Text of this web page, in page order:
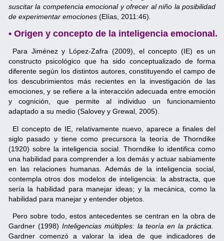
suscitar la competencia emocional y ofrecer al niño la posibilidad
de experimentar emociones (Elías, 2011:46).
• Origen y concepto de la inteligencia emocional.
Para Jiménez y López-Zafra (2009), el concepto (IE) es un
constructo psicológico que ha sido conceptualizado de forma
diferente según los distintos autores, constituyendo el campo de
los descubrimientos más recientes en la investigación de las
emociones, y se refiere a la interacción adecuada entre emoción
y cognición, que permite al individuo un funcionamiento
adaptado a su medio (Salovey y Grewal, 2005).
El concepto de IE, relativamente nuevo, aparece a finales del
siglo pasado y tiene como precursora la teoría de Thorndike
(1920) sobre la inteligencia social. Thorndike lo identifica como
una habilidad para comprender a los demás y actuar sabiamente
en las relaciones humanas. Además de la inteligencia social,
contempla otros dos modelos de inteligencia: la abstracta, que
sería la habilidad para manejar ideas; y la mecánica, como la
habilidad para manejar y entender objetos.
Pero sobre todo, estos antecedentes se centran en la obra de
Gardner (1998) Inteligencias múltiples: la teoría en la práctica.
Gardner comenzó a valorar la idea de que indicadores de